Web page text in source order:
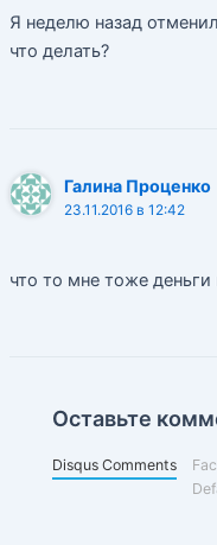
Я неделю назад
что делать?
Галина Проценко
23.11.2016 в 12:42
что то мне тоже
Оставьте
Disqus Comments